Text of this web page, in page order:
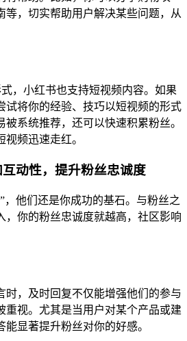
等，切实帮助用户解决某些问题，从
，小红书也支持短视频内容。如果
试将你的经验、技巧以短视频的形式
系统推荐，还可以快速积累粉丝。
频迅速走红。
动性，提升粉丝忠诚度
，他们还是你成功的基石。与粉丝之
，你的粉丝忠诚度就越高，社区影响
时，及时回复不仅能增强他们的参与
重视。尤其是当用户对某个产品或建
显著提升粉丝对你的好感。